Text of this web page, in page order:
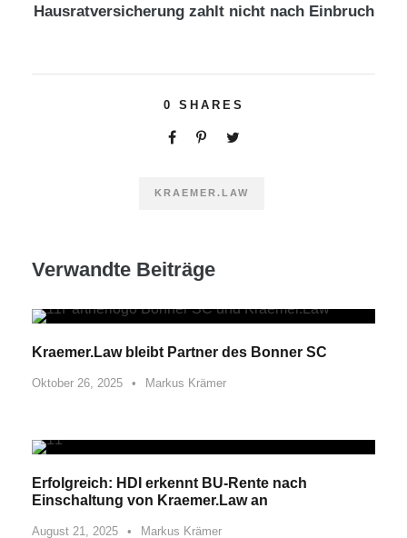
Hausratversicherung zahlt nicht nach Einbruch
0 SHARES
KRAEMER.LAW
Verwandte Beiträge
Kraemer.Law bleibt Partner des Bonner SC
Oktober 26, 2025 • Markus Krämer
Erfolgreich: HDI erkennt BU-Rente nach
Einschaltung von Kraemer.Law an
August 21, 2025 • Markus Krämer